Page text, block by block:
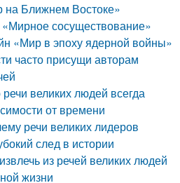
Ближнем Востоке»
сосуществование»
«Мир в эпоху ядерной войны»
часто присущи авторам
великих людей всегда
от времени
речи великих лидеров
след в истории
из речей великих людей
жизни